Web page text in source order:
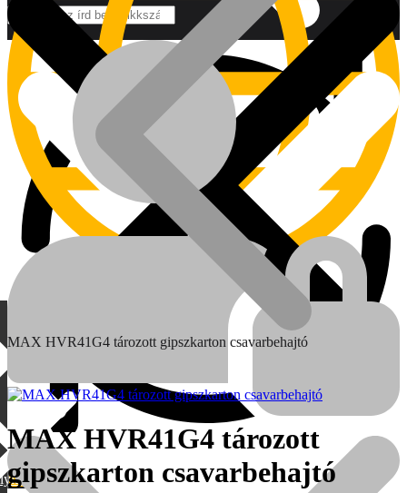
Márkák
MAX HVR41G4 tározott gipszkarton csavarbehajtó
MAX HVR41G4 tározott
gipszkarton csavarbehajtó